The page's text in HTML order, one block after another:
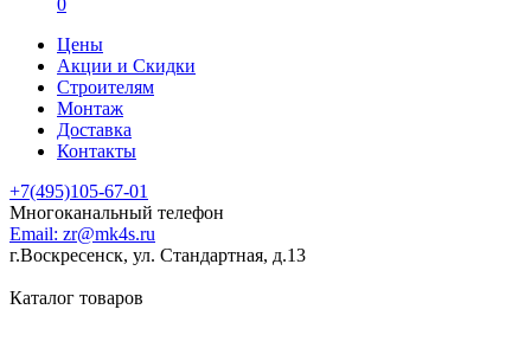
0
Цены
Акции и Скидки
Строителям
Монтаж
Доставка
Контакты
+7(495)105-67-01
Многоканальный телефон
Email: zr@mk4s.ru
г.Воскресенск, ул. Стандартная, д.13
Каталог товаров